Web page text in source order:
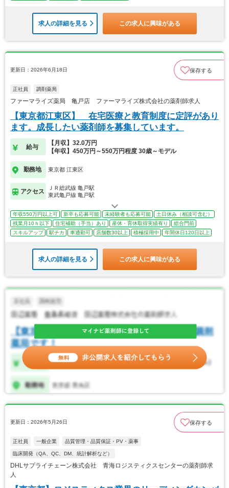
求人の詳細を見る この求人に興味がある
更新日：2026年6月18日 保存する
正社員 調剤薬局
ファーマライズ薬局 亀戸店 ファーマライズ株式会社の薬剤師求人
【東京都江東区】 在宅医療と教育制度に定評があり
ます。成長したい薬剤師を募集しています。
給与
【月収】32.0万円
【年収】450万円～550万円程度 30歳～モデル
勤務地 東京都 江東区
アクセス
ＪＲ総武線 亀戸駅
東武亀戸線 亀戸駅
年収550万円以上可 新卒も応募可能 未経験者も応募可能
土日休み（相談可含む）
残業月10ｈ以下
住宅補助（手当）あり 産休・育休取得実績有り
総合門前
スキルアップ
駅チカ 車通勤可 店舗数30以上 積極採用中 年間休日120日以上
求人の詳細を見る この求人に興味がある
更新日：2026年5月26日 保存する
正社員 一般企業 品質管理・品質保証・PV・薬事
臨床開発（QA、QC、DM、統計解析など）
DHLサプライチェーン株式会社 青海ロジスティクスセンターの薬剤師求
人